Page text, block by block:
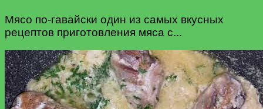
Мясо по-гавайски один из самых вкусных
рецептов приготовления мяса с...